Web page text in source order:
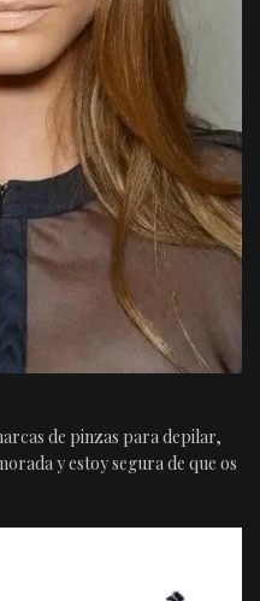
de pinzas para depilar,
y estoy segura de que os